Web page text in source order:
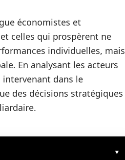
économistes et
celles qui prospèrent ne
individuelles, mais
En analysant les acteurs
intervenant dans le
des décisions stratégiques